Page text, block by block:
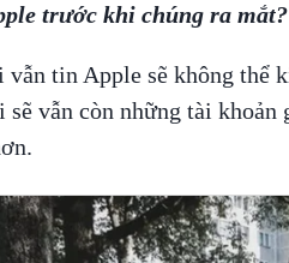
trước khi chúng ra mắt?
vẫn tin Apple sẽ không thể
sẽ vẫn còn những tài